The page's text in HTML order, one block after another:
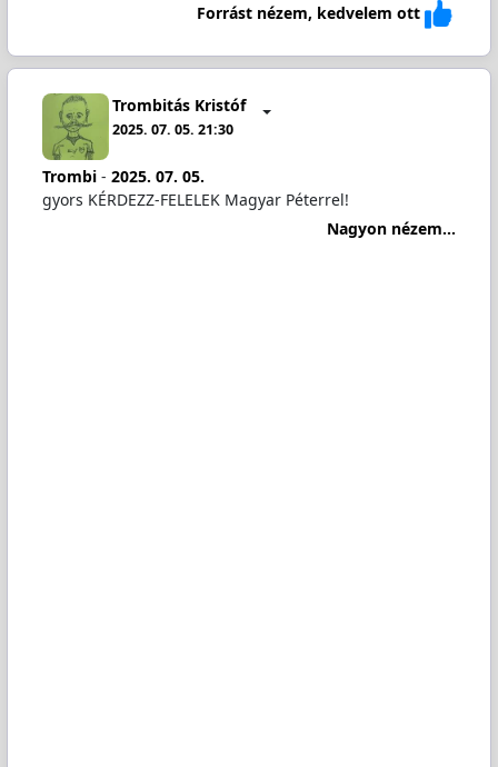
Forrást nézem, kedvelem ott
Trombitás Kristóf
2025. 07. 05. 21:30
Trombi- 2025. 07. 05.
gyors KÉRDEZZ-FELELEK Magyar Péterrel!
Nagyon nézem...